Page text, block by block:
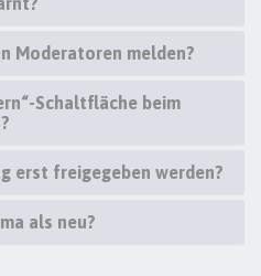
Moderatoren melden?
Schaltfläche beim
erst freigegeben werden?
als neu?